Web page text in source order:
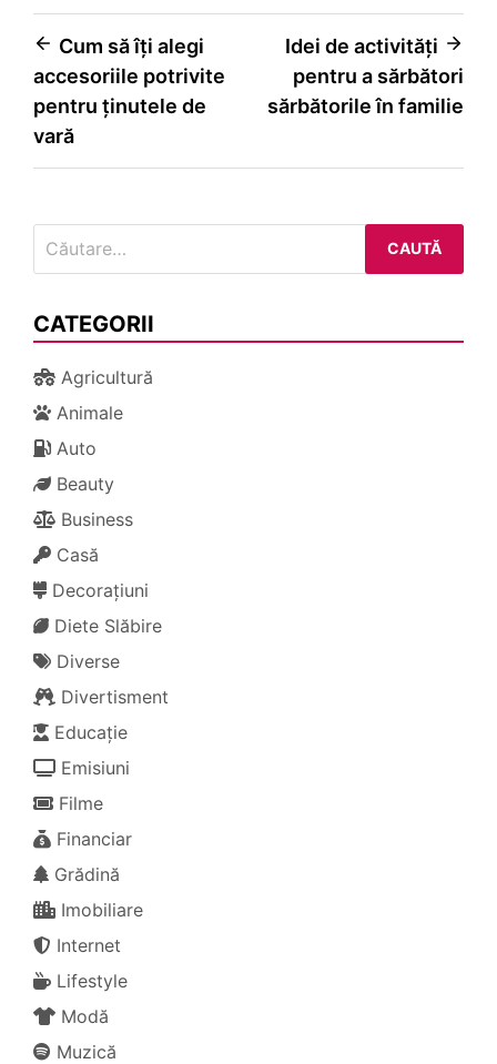
Navigare
în
articole
Cum să îți alegi
accesoriile potrivite
pentru ținutele de
vară
Idei de activități
pentru a sărbători
sărbătorile în familie
după:
CATEGORII
Agricultură
Animale
Auto
Beauty
Business
Casă
Decorațiuni
Diete Slăbire
Diverse
Divertisment
Educație
Emisiuni
Filme
Financiar
Grădină
Imobiliare
Internet
Lifestyle
Modă
Muzică